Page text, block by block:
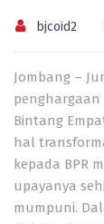
bjcoid2
Jombang –
penghargaan
Bintang
hal
kepada BPR
upayanya
mumpuni.